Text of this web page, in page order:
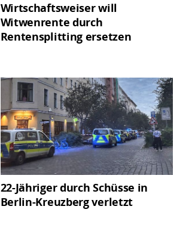
Wirtschaftsweiser will
Witwenrente durch
Rentensplitting ersetzen
22-Jähriger durch Schüsse in
Berlin-Kreuzberg verletzt